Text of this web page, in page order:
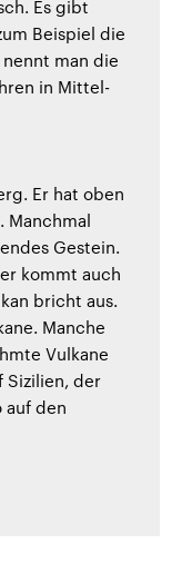
Es gibt
Beispiel die
nennt man die
in Mittel-
Er hat oben
Manchmal
Gestein.
kommt auch
bricht aus.
Manche
Vulkane
Sizilien, der
auf den